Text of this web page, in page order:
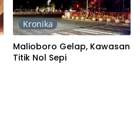
Kronika
Malioboro Gelap, Kawasan
Titik Nol Sepi